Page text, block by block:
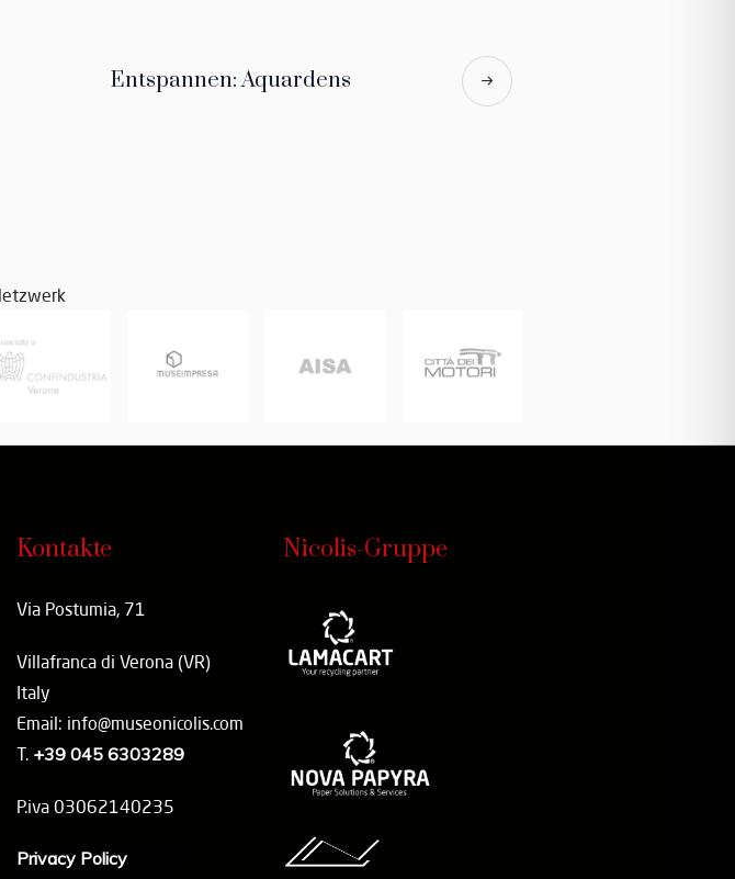
Entspannen: Aquardens
Kontakte
Via Postumia, 71
Villafranca di Verona (VR)
Italy
Email: info@museonicolis.com
T. +39 045 6303289
P.iva 03062140235
Privacy Policy
Nicolis-Gruppe